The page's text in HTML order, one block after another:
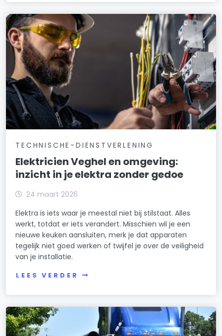
TECHNISCHE-DIENSTVERLENING
Elektricien Veghel en omgeving:
inzicht in je elektra zonder gedoe
24 maart 2026
Elektra is iets waar je meestal niet bij stilstaat. Alles
werkt, totdat er iets verandert. Misschien wil je een
nieuwe keuken aansluiten, merk je dat apparaten
tegelijk niet goed werken of twijfel je over de veiligheid
van je installatie.
LEES VERDER